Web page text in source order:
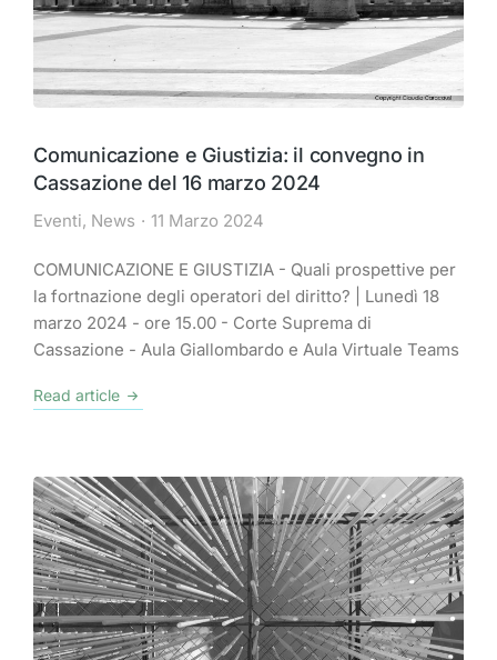
Comunicazione e Giustizia: il convegno in
Cassazione del 16 marzo 2024
Eventi, News 11 Marzo 2024
COMUNICAZIONE E GIUSTIZIA - Quali prospettive per
la fortnazione degli operatori del diritto? | Lunedì 18
marzo 2024 - ore 15.00 - Corte Suprema di
Cassazione - Aula Giallombardo e Aula Virtuale Teams
Read article